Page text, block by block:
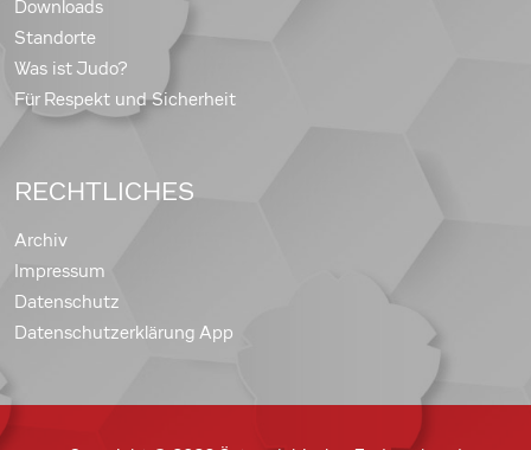
Downloads
Standorte
Was ist Judo?
Für Respekt und Sicherheit
RECHTLICHES
Archiv
Impressum
Datenschutz
Datenschutzerklärung App